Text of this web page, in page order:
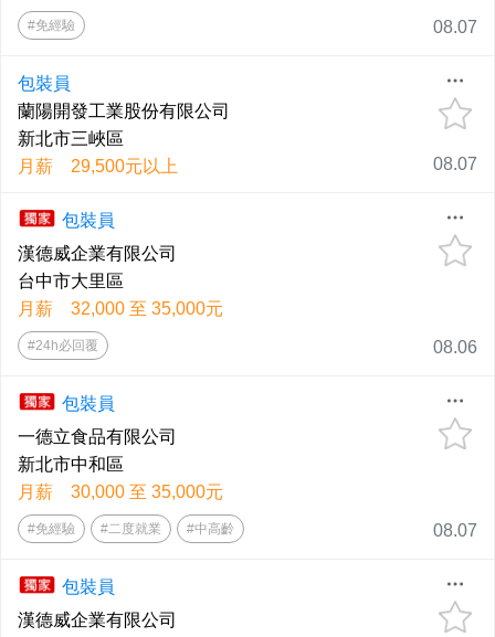
#免經驗 08.07
包裝員
蘭陽開發工業股份有限公司
新北市三峽區
月薪 29,500元以上
08.07
包裝員
漢德威企業有限公司
台中市大里區
月薪 32,000 至 35,000元
#24h必回覆 08.06
包裝員
一德立食品有限公司
新北市中和區
月薪 30,000 至 35,000元
#免經驗 #二度就業 #中高齡 08.07
包裝員
漢德威企業有限公司